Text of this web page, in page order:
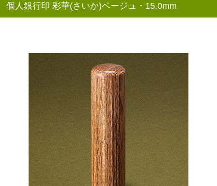
個人銀行印 彩華(さいか)ベージュ・15.0mm